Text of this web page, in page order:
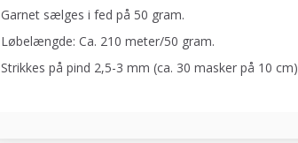
Garnet sælges i fed på 50 gram.
Løbelængde: Ca. 210 meter/50 gram.
Strikkes på pind 2,5-3 mm (ca. 30 masker på 10 cm)